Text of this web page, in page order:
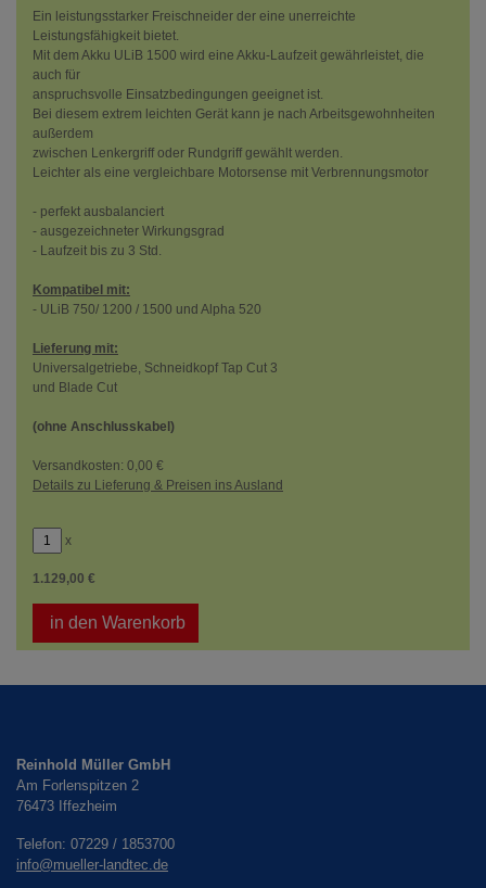
Ein leistungsstarker Freischneider der eine unerreichte
Leistungsfähigkeit bietet.
Mit dem Akku ULiB 1500 wird eine Akku-Laufzeit gewährleistet, die
auch für
anspruchsvolle Einsatzbedingungen geeignet ist.
Bei diesem extrem leichten Gerät kann je nach Arbeitsgewohnheiten
außerdem
zwischen Lenkergriff oder Rundgriff gewählt werden.
Leichter als eine vergleichbare Motorsense mit Verbrennungsmotor
- perfekt ausbalanciert
- ausgezeichneter Wirkungsgrad
- Laufzeit bis zu 3 Std.
Kompatibel mit:
- ULiB 750/ 1200 / 1500 und Alpha 520
Lieferung mit:
Universalgetriebe, Schneidkopf Tap Cut 3
und Blade Cut
(ohne Anschlusskabel)
Versandkosten: 0,00 €
Details zu Lieferung & Preisen ins Ausland
x
1.129,00 €
in den Warenkorb
Reinhold Müller GmbH
Am Forlenspitzen 2
76473 Iffezheim
Telefon: 07229 / 1853700
info@mueller-landtec.de